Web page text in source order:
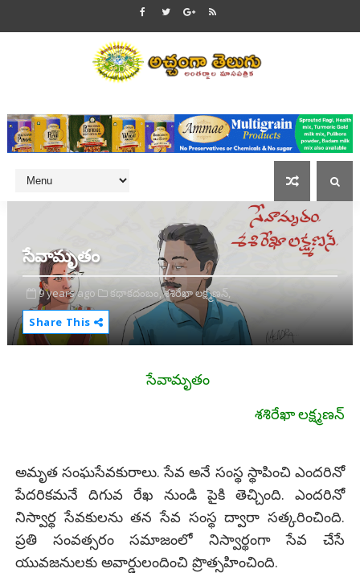
సేవామృతం
9 years ago కథాకదంబం,శశిరేఖా లక్ష్మణన్,
Share This
సేవామృతం
శశిరేఖా లక్ష్మణన్
అమృత సంఘసేవకురాలు. సేవ అనే సంస్థ స్థాపించి ఎందరినో
పేదరికమనే దిగువ రేఖ నుండి పైకి తెచ్చింది. ఎందరినో
నిస్వార్థ సేవకులను తన సేవ సంస్థ ద్వారా సత్కరించింది.
ప్రతి సంవత్సరం సమాజంలో నిస్వార్థంగా సేవ చేసే
యువజనులకు అవార్డులందించి ప్రొత్సహించింది.